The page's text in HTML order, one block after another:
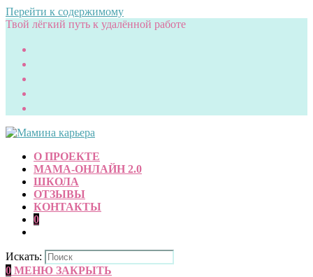
Перейти к содержимому
Твой лёгкий путь к удалённой работе
О ПРОЕКТЕ
МАМА-ОНЛАЙН 2.0
ШКОЛА
ОТЗЫВЫ
КОНТАКТЫ
0
Искать:
0 МЕНЮ ЗАКРЫТЬ